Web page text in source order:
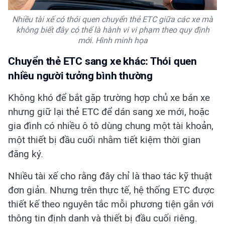
Nhiều tài xế có thói quen chuyển thẻ ETC giữa các xe mà
không biết đây có thể là hành vi vi phạm theo quy định
mới. Hình minh họa
Chuyển thẻ ETC sang xe khác: Thói quen
nhiều người tưởng bình thường
Không khó để bắt gặp trường hợp chủ xe bán xe
nhưng giữ lại thẻ ETC để dán sang xe mới, hoặc
gia đình có nhiều ô tô dùng chung một tài khoản,
một thiết bị đầu cuối nhằm tiết kiệm thời gian
đăng ký.
Nhiều tài xế cho rằng đây chỉ là thao tác kỹ thuật
đơn giản. Nhưng trên thực tế, hệ thống ETC được
thiết kế theo nguyên tắc mỗi phương tiện gắn với
thông tin định danh và thiết bị đầu cuối riêng.